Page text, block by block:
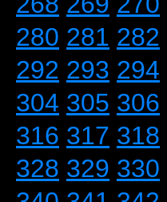
280 281 282
292 293 294
304 305 306
316 317 318
328 329 330